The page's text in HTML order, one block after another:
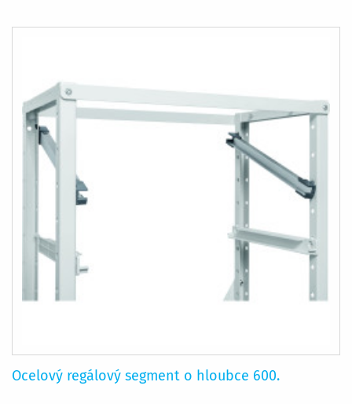
Ocelový regálový segment o hloubce 600.